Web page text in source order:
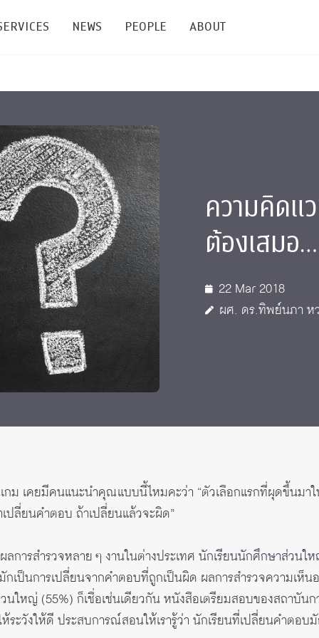
Graduate
Master's and PhD
Facilities
Conference & Symposium
Academic Service
PSY Stats Clinic
Wellness Center
Psychological Center for Effective Organization
Life Di
CU Radio
NEWS
Events & Announcement
Lectures & Talks
Workshops
Jobs
PEOPLE
Staffs
Post-docs
Management
ABOUT
Giving
Annual Reports
Intranet
ความคิด
ต้องเสมอ
22 Mar 2018
ผศ. ดร.ทิพย์นภา ห
กม เคยมีคนแนะนำคุณแบบนี้ไหมคะว่า “ตัวเลือกแรกที่ผุดขึ้นม
ปลี่ยนคำตอบ ถ้าเปลี่ยนแล้วจะผิด”
การสำรวจหลาย ๆ งานในต่างประเทศ นักเรียนนักศึกษาส่วนใ
กเป็นการเปลี่ยนจากคำตอบที่ถูกเป็นผิด ผลการสำรวจความเห็
นใหญ่ (55%) ก็เชื่อเช่นเดียวกัน หนังสือเตรียมสอบของสถาบัน
ระวังให้ดี ประสบการณ์สอนให้เรารู้ว่า นักเรียนที่เปลี่ยนคำตอบ